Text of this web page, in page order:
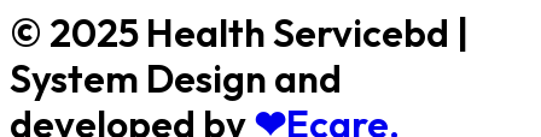
© 2025 Health Servicebd |
System Design and
developed by❤Ecare.